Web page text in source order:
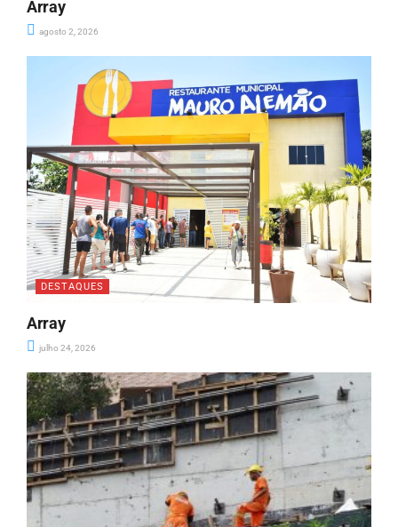
Array
agosto 2, 2026
DESTAQUES
Array
julho 24, 2026